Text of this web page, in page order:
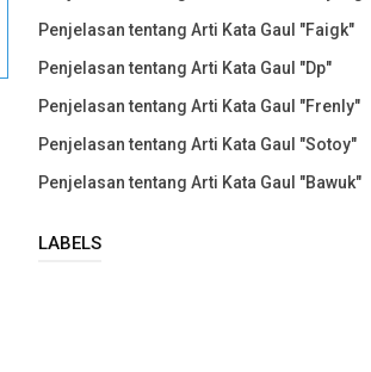
Penjelasan tentang Arti Kata Gaul "Faigk"
Penjelasan tentang Arti Kata Gaul "Dp"
Penjelasan tentang Arti Kata Gaul "Frenly"
Penjelasan tentang Arti Kata Gaul "Sotoy"
Penjelasan tentang Arti Kata Gaul "Bawuk"
LABELS